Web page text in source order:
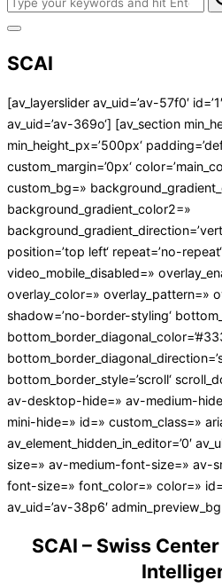
for:
Toggle
&
SCAI
[av_layerslider av_uid=’av-57f0′
av_uid=’av-369o‘] [av_section
min_height_px=’500px‘
custom_margin=’0px‘
custom_bg=»
background_gradient_color2=»
position=’top left‘ repeat=’no-
video_mobile_disabled=»
overlay_color=» overlay_pattern=»
shadow=’no-border-styling‘
bottom_border_style=’scroll‘
av-desktop-hide=» av-medium-
mini-hide=» id=» custom_class=»
av_element_hidden_in_editor=’0′
size=» av-medium-font-size=» av-
font-size=» font_color=» color=»
av_uid=’av-38p6′
SCAI – Swiss